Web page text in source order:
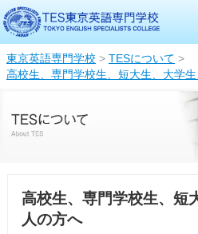
東京英語専門学校 > TESについて >
高校生、専門学校生、短大生、大学
高校生、専門学校生、短
人の方へ